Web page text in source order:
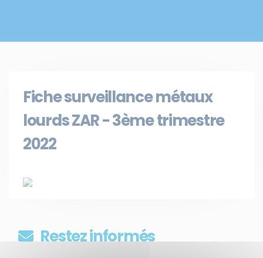
Fiche surveillance métaux
lourds ZAR - 3ème trimestre
2022
Restez informés